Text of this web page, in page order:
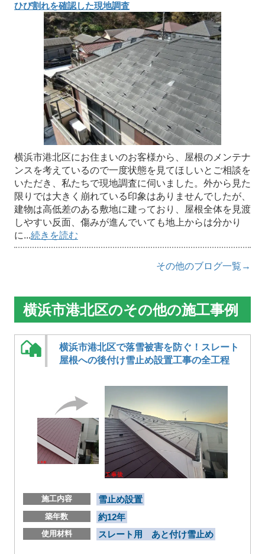
ひび割れを確認した現地調査
横浜市港北区にお住まいのお客様から、屋根のメンテナ
ンスを考えているので一度状態を見てほしいとご相談を
いただき、私たちで現地調査に伺いました。外から見た
限りでは大きく崩れている印象はありませんでしたが、
建物は高低差のある敷地に建っており、屋根全体を見渡
しやすい反面、傷みが進んでいても地上からは分かり
に...続きを読む
その他のブログ一覧→
横浜市港北区のその他の施工事例
横浜市港北区で落雪被害を防ぐ！スレート
屋根への後付け雪止め設置工事の全工程
施工内容 雪止め設置
築年数 約12年
使用材料 スレート用 あと付け雪止め